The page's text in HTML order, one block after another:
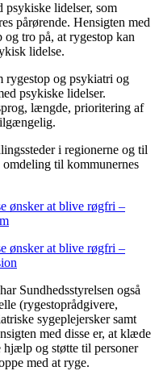
psykiske lidelser, som
pårørende. Hensigten med
og tro på, at rygestop kan
lidelse.
rygestop og psykiatri og
psykiske lidelser.
længde, prioritering af
i regionerne og til
til kommunernes
ønsker at blive røgfri –
ønsker at blive røgfri –
Sundhedsstyrelsen også
(rygestoprådgivere,
sygeplejersker samt
med disse er, at klæde
og støtte til personer
med at ryge.